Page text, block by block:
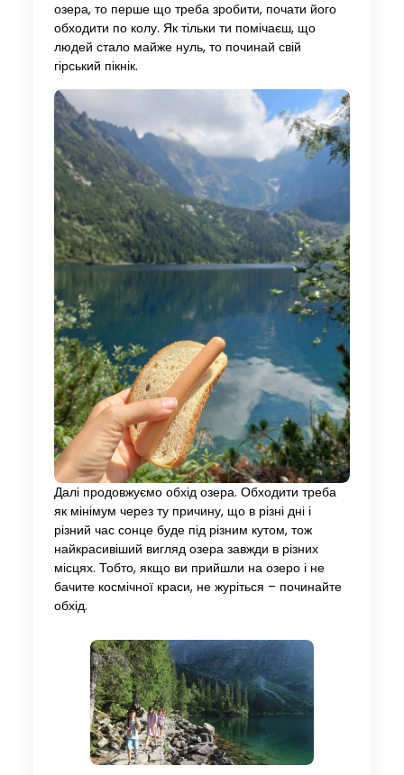
озера, то перше що треба зробити, почати його
обходити по колу. Як тільки ти помічаєш, що
людей стало майже нуль, то починай свій
гірський пікнік.
Далі продовжуємо обхід озера. Обходити треба
як мінімум через ту причину, що в різні дні і
різний час сонце буде під різним кутом, тож
найкрасивіший вигляд озера завжди в різних
місцях. Тобто, якщо ви прийшли на озеро і не
бачите космічної краси, не журіться – починайте
обхід.